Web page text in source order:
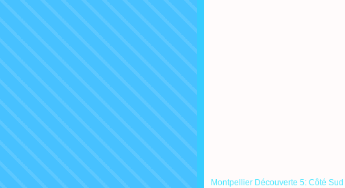
Montpellier Découverte 5: Côté Sud